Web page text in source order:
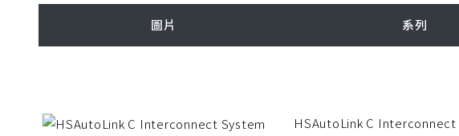
圖片 系列
HSAutoLink C Interconnect